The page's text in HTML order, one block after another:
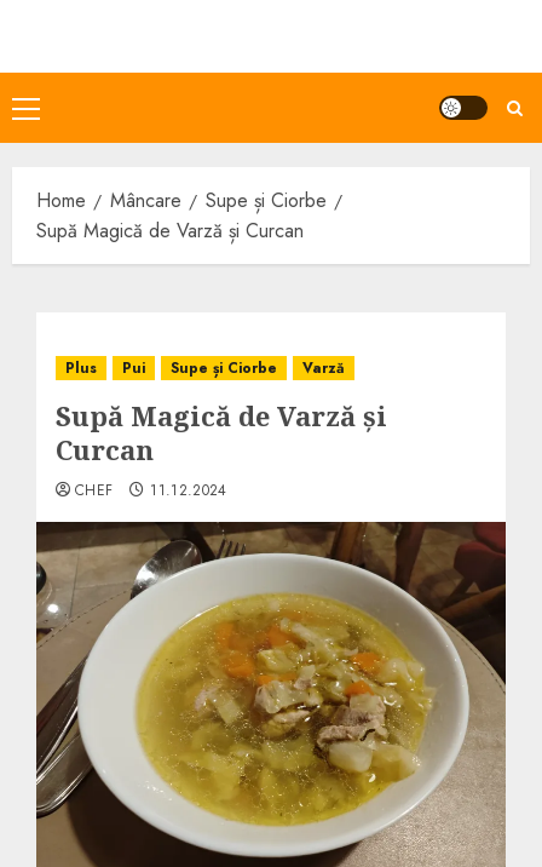
content
Primary
Menu
Home Mâncare
Supe și Ciorbe
Supă Magică de Varză și Curcan
Plus Pui Supe și Ciorbe Varză
Supă Magică de Varză și
Curcan
CHEF 11.12.2024